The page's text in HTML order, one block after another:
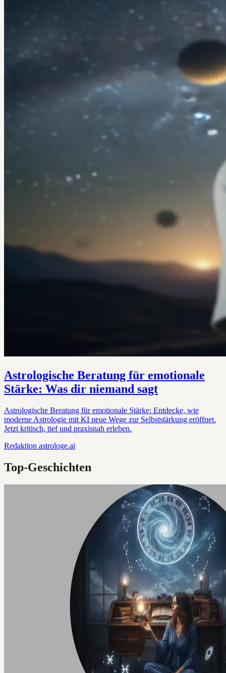
Astrologische Beratung für emotionale
Stärke: Was dir niemand sagt
Astrologische Beratung für emotionale Stärke: Entdecke, wie
moderne Astrologie mit KI neue Wege zur Selbststärkung eröffnet.
Jetzt kritisch, tief und praxisnah erleben.
Redaktion astrologe.ai
Top-Geschichten